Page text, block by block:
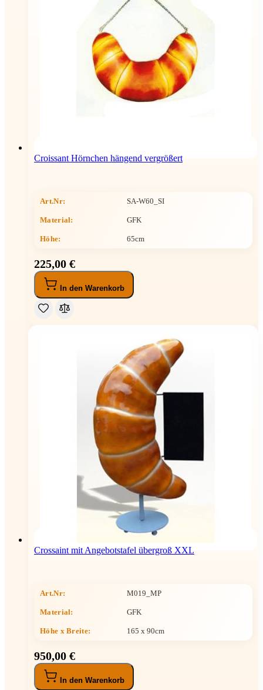
Croissant Hörnchen hängend vergrößert
Art.Nr: SA-W60_SI
Material: GFK
Höhe: 65cm
225,00 €
In den Warenkorb
Crossaint mit Angebotstafel übergroß XXL
Art.Nr: M019_MP
Material: GFK
Höhe x Breite: 165 x 90cm
950,00 €
In den Warenkorb